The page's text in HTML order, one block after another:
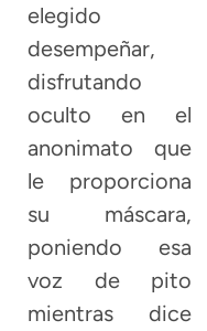
elegido
desempeñar,
disfrutando
oculto en el
anonimato que
le proporciona
su máscara,
poniendo esa
voz de pito
mientras dice